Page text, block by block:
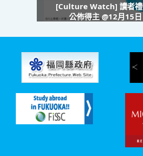
[Culture Watch] 讀者禮
公佈得主 @12月15日